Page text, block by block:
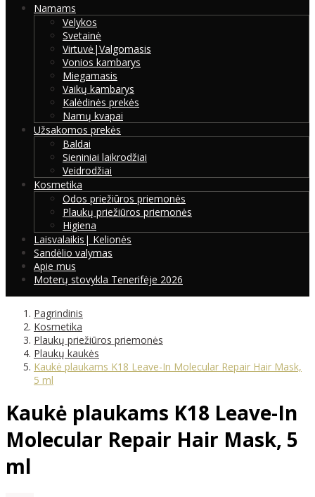
Namams
Velykos
Svetainė
Virtuvė|Valgomasis
Vonios kambarys
Miegamasis
Vaikų kambarys
Kalėdinės prekės
Namų kvapai
Užsakomos prekės
Baldai
Sieniniai laikrodžiai
Veidrodžiai
Kosmetika
Odos priežiūros priemonės
Plaukų priežiūros priemonės
Higiena
Laisvalaikis| Kelionės
Sandėlio valymas
Apie mus
Moterų stovykla Tenerifėje 2026
Pagrindinis
Kosmetika
Plaukų priežiūros priemonės
Plaukų kaukės
Kaukė plaukams K18 Leave-In Molecular Repair Hair Mask,
5 ml
Kaukė plaukams K18 Leave-In
Molecular Repair Hair Mask, 5
ml